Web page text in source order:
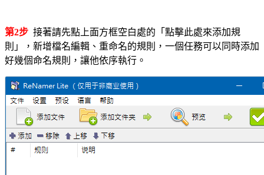
第2步 接著請先點上面方框空白處的「點擊此處來添加規
則」，新增檔名編輯、重命名的規則，一個任務可以同時添加
好幾個命名規則，讓他依序執行。